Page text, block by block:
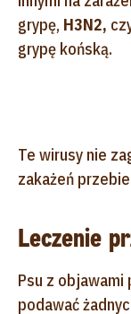
grypę, H3N2,
grypę końską.
Te wirusy nie
zakażeń
Leczenie
Psu z
podawać